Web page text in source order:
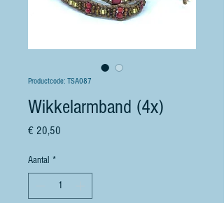
Productcode: TSA087
Wikkelarmband (4x)
€ 20,50
Aantal *